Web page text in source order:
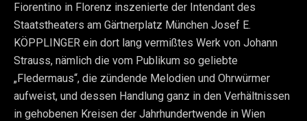
Fiorentino in Florenz inszenierte der Intendant des
Staatstheaters am Gärtnerplatz München Josef E.
KÖPPLINGER ein dort lang vermißtes Werk von Johann
Strauss, nämlich die vom Publikum so geliebte
„Fledermaus“, die zündende Melodien und Ohrwürmer
aufweist, und dessen Handlung ganz in den Verhältnissen
in gehobenen Kreisen der Jahrhundertwende in Wien